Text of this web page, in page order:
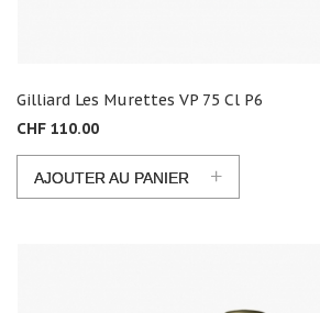
Gilliard Les Murettes VP 75 Cl P6
CHF 110.00
AJOUTER AU PANIER +